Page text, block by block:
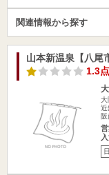
関連情報から探す
山本新温泉【八尾
1.3点
大
近
阪